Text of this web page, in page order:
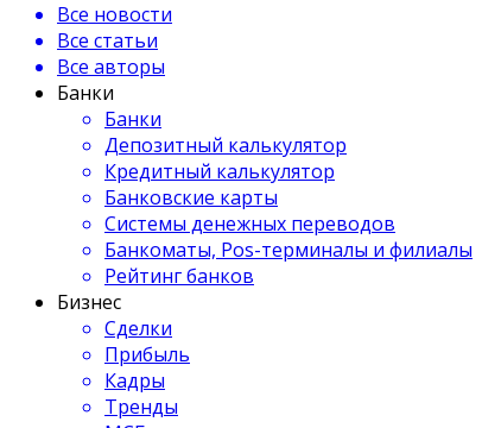
Все новости
Все статьи
Все авторы
Банки
Банки
Депозитный калькулятор
Кредитный калькулятор
Банковские карты
Системы денежных переводов
Банкоматы, Pos-терминалы и филиалы
Рейтинг банков
Бизнес
Сделки
Прибыль
Кадры
Тренды